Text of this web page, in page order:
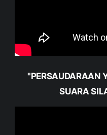
"PERSAUDARAAN
SUARA